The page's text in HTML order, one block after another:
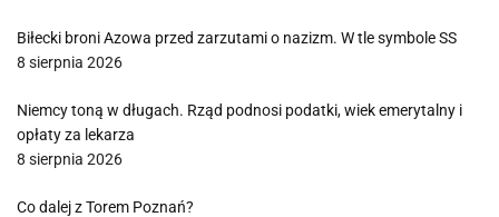
Biłecki broni Azowa przed zarzutami o nazizm. W tle symbole SS
8 sierpnia 2026
Niemcy toną w długach. Rząd podnosi podatki, wiek emerytalny i
opłaty za lekarza
8 sierpnia 2026
Co dalej z Torem Poznań?